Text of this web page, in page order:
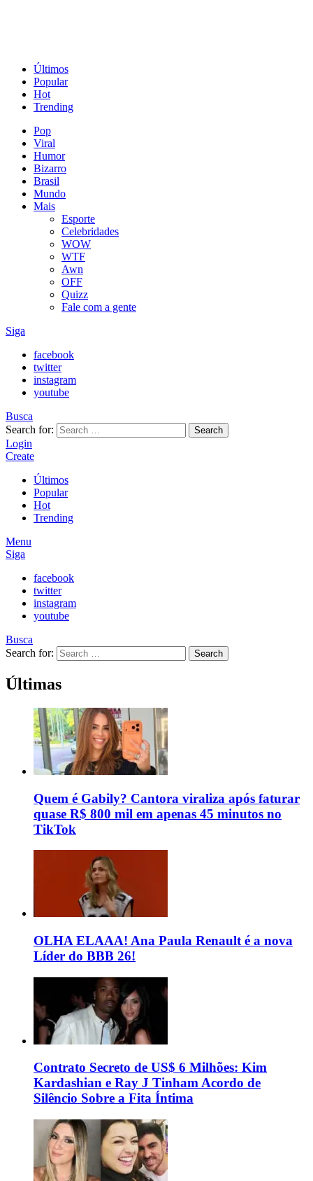
Últimos
Popular
Hot
Trending
Pop
Viral
Humor
Bizarro
Brasil
Mundo
Mais
Esporte
Celebridades
WOW
WTF
Awn
OFF
Quizz
Fale com a gente
Siga
facebook
twitter
instagram
youtube
Busca
Search for:
Search
Login
Create
Últimos
Popular
Hot
Trending
Menu
Siga
facebook
twitter
instagram
youtube
Busca
Search for:
Search
Últimas
Quem é Gabily? Cantora viraliza após faturar
quase R$ 800 mil em apenas 45 minutos no
TikTok
OLHA ELAAA! Ana Paula Renault é a nova
Líder do BBB 26!
Contrato Secreto de US$ 6 Milhões: Kim
Kardashian e Ray J Tinham Acordo de
Silêncio Sobre a Fita Íntima